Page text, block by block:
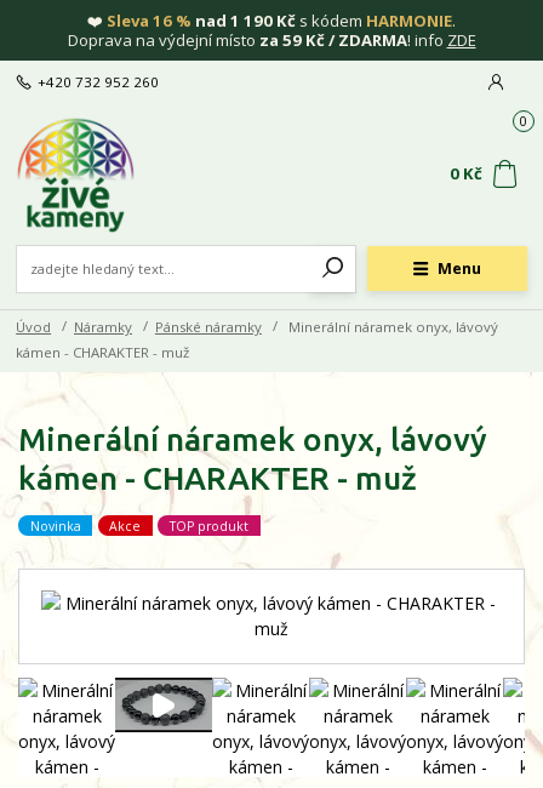
❤️ Sleva 16 % nad 1 190 Kč s kódem HARMONIE.
Doprava na výdejní místo za 59 Kč / ZDARMA! info ZDE
Menu
+420 732 952 260
0
0 Kč
Úvod Náramky Pánské náramky
Minerální náramek onyx, lávový
kámen - CHARAKTER - muž
Minerální náramek onyx, lávový
kámen - CHARAKTER - muž
Novinka Akce TOP produkt